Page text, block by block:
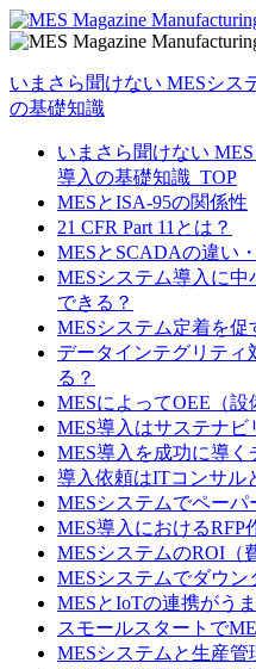
いまさら聞けない MESシス
の基礎知識
いまさら聞けない
導入の基礎知識_TOP
MESとISA-95の関係性
21 CFR Part 11とは？
MESとSCADAの違い
MESシステム導入に
できる？
MESシステム定着を促
データインテグリティ
る？
MESによってOEE（
MES導入はサステナビ
MES導入を成功に導く
導入依頼はITコンサル
MESシステムでペーパ
MES導入におけるRFP
MESシステムのROI（
MESシステムでダウン
MESとIoTの連携がう
スモールスタートで
MESシステムと生産管